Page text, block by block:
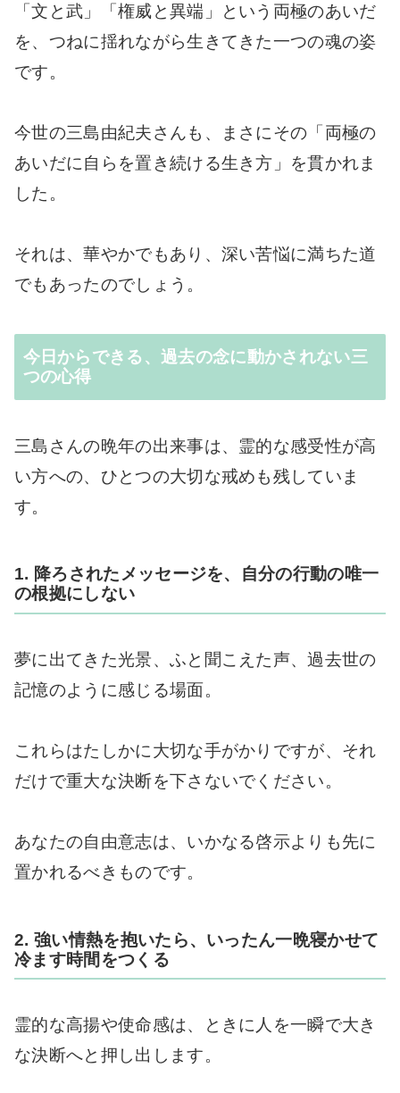
「文と武」「権威と異端」という両極のあいだ
を、つねに揺れながら生きてきた一つの魂の姿
です。
今世の三島由紀夫さんも、まさにその「両極の
あいだに自らを置き続ける生き方」を貫かれま
した。
それは、華やかでもあり、深い苦悩に満ちた道
でもあったのでしょう。
今日からできる、過去の念に動かされない三
つの心得
三島さんの晩年の出来事は、霊的な感受性が高
い方への、ひとつの大切な戒めも残していま
す。
1. 降ろされたメッセージを、自分の行動の唯一
の根拠にしない
夢に出てきた光景、ふと聞こえた声、過去世の
記憶のように感じる場面。
これらはたしかに大切な手がかりですが、それ
だけで重大な決断を下さないでください。
あなたの自由意志は、いかなる啓示よりも先に
置かれるべきものです。
2. 強い情熱を抱いたら、いったん一晩寝かせて
冷ます時間をつくる
霊的な高揚や使命感は、ときに人を一瞬で大き
な決断へと押し出します。